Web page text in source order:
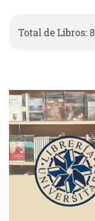
Total de Libros: